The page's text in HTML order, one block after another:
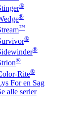
®
®
™
®
®
®
Rite®
For en Sag
alle serier